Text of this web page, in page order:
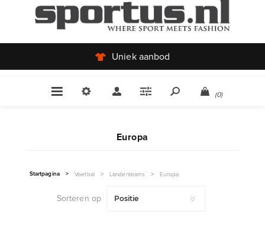
Uniek aanbod
(0)
Startpagina > Voetbal > Landenteams > Europa
Europa
Sorteren op